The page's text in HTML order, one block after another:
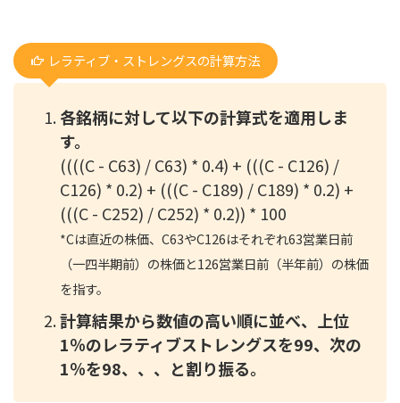
レラティブ・ストレングスの計算方法
各銘柄に対して以下の計算式を適用しま
す。
((((C - C63) / C63) * 0.4) + (((C - C126) /
C126) * 0.2) + (((C - C189) / C189) * 0.2) +
(((C - C252) / C252) * 0.2)) * 100
*Cは直近の株価、C63やC126はそれぞれ63営業日前
（一四半期前）の株価と126営業日前（半年前）の株価
を指す。
計算結果から数値の高い順に並べ、上位
1％のレラティブストレングスを99、次の
1％を98、、、と割り振る。